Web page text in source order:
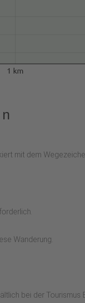
1 km
mit dem
Wanderung.
bei der Tourismus